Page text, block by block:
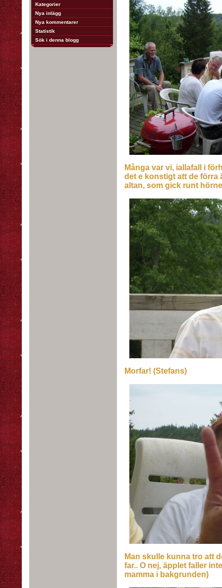
Kategorier
Nya inlägg
Nya kommentarer
Statistik
Sök i denna blogg
Många var vi, iallafall i
det e konstigt att de förra
altan, som gick runt
Morfar! (Stefans)
Man skulle kunna tro att
far.. O nej, äpplet faller
mamma i bakgrunden)